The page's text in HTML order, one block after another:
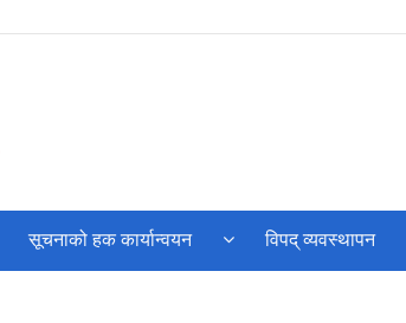
सूचनाको हक कार्यान्वयन विपद् व्यवस्थापन